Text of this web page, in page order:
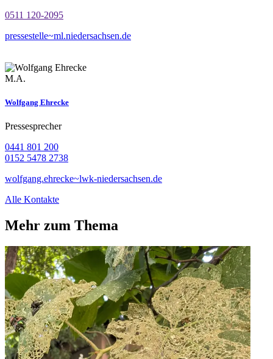
0511 120-2095
pressestelle~ml.niedersachsen.de
M.A.
Wolfgang Ehrecke
Pressesprecher
0441 801 200
0152 5478 2738
wolfgang.ehrecke~lwk-niedersachsen.de
Alle Kontakte
Mehr zum Thema